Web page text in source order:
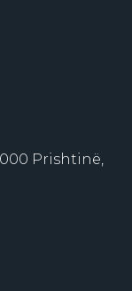
000 Prishtinë,